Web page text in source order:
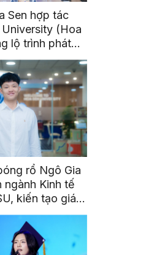
Sen hợp tác
(Hoa
lộ trình phát
cho sinh viên
rổ Ngô Gia
ngành Kinh tế
kiến tạo giá
thể thao